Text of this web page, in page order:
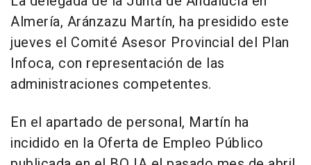
Almería, Aránzazu Martín, ha presidido este
jueves el Comité Asesor Provincial del Plan
Infoca, con representación de las
administraciones competentes.
En el apartado de personal, Martín ha
incidido en la Oferta de Empleo Público